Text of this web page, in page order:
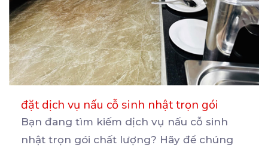
đặt dịch vụ nấu cỗ sinh nhật trọn gói
Bạn đang tìm kiếm dịch vụ nấu cỗ sinh
nhật trọn gói chất lượng? Hãy để chúng